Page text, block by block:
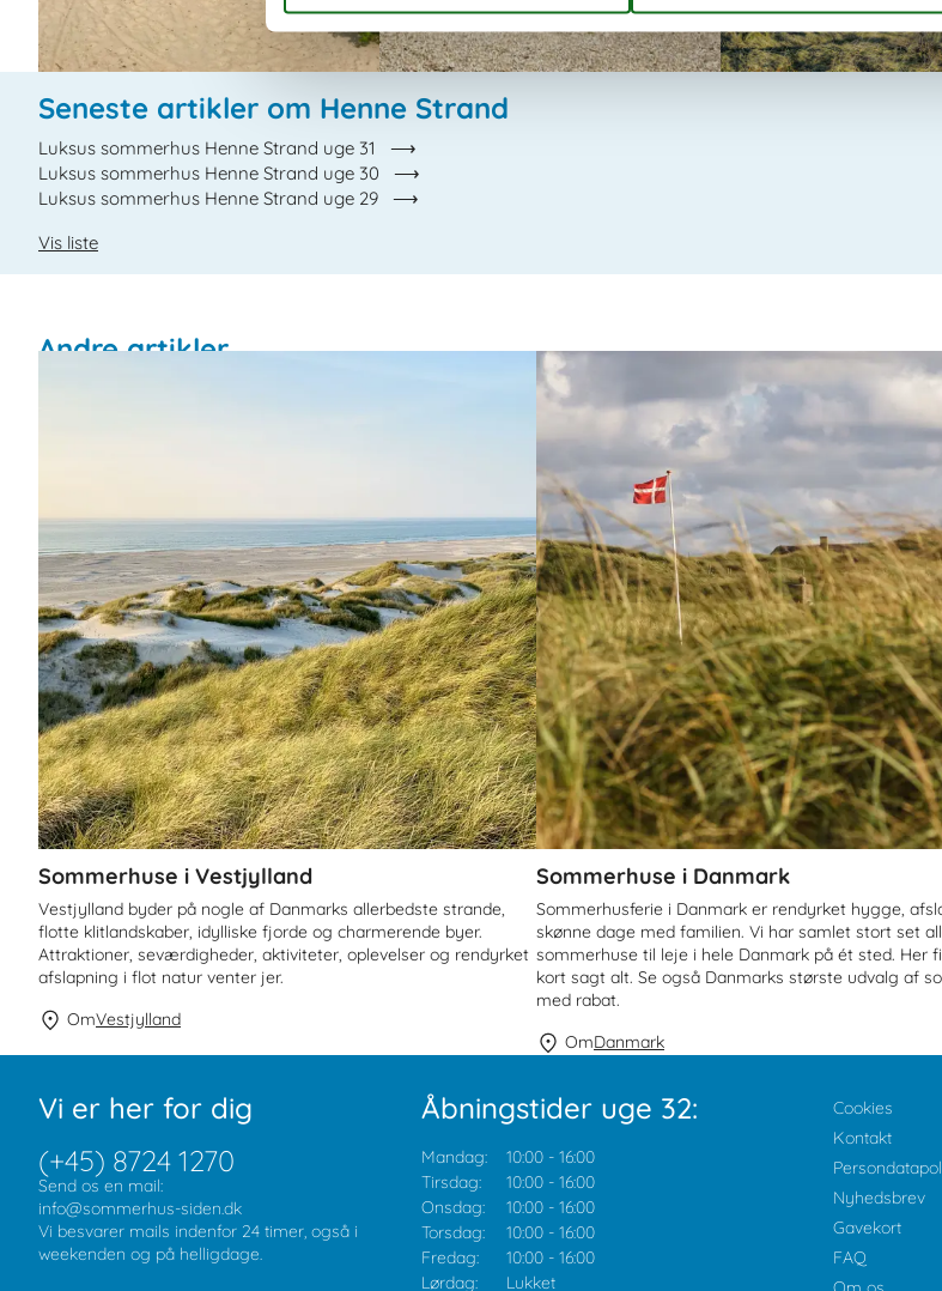
Seneste artikler om Henne Strand
Luksus sommerhus Henne Strand uge 31
Luksus sommerhus Henne Strand uge 30
Luksus sommerhus Henne Strand uge 29
Vis liste
Andre artikler
Sommerhuse i Vestjylland
Vestjylland byder på nogle af Danmarks allerbedste strande,
flotte klitlandskaber, idylliske fjorde og charmerende byer.
Attraktioner, seværdigheder, aktiviteter, oplevelser og rendyrket
afslapning i flot natur venter jer.
OmVestjylland
Sommerhuse i Danmark
Sommerhusferie i Danmark er rendyrket hygge,
skønne dage med familien. Vi har samlet stort set
sommerhuse til leje i hele Danmark på ét sted. Her
kort sagt alt. Se også Danmarks største udvalg af
med rabat.
OmDanmark
Vi er her for dig
(+45) 8724 1270
Send os en mail:
info@sommerhus-siden.dk
Vi besvarer mails indenfor 24 timer, også i
weekenden og på helligdage.
Åbningstider uge 32:
Mandag: 10:00 - 16:00
Tirsdag:
10:00 - 16:00
Onsdag:
10:00 - 16:00
Torsdag:
10:00 - 16:00
Fredag:
10:00 - 16:00
Lørdag:
Lukket
Cookies
Kontakt
Nyhedsbrev
Gavekort
FAQ